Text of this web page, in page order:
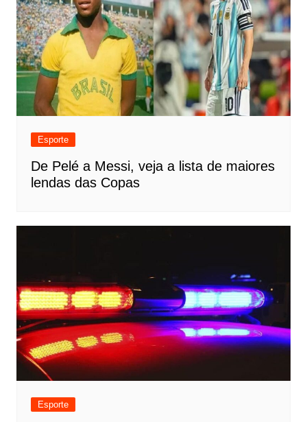
Esporte
De Pelé a Messi, veja a lista de maiores
lendas das Copas
Esporte